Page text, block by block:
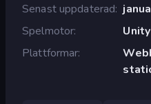
Senast uppdaterad
Spelmotor
Plattformar